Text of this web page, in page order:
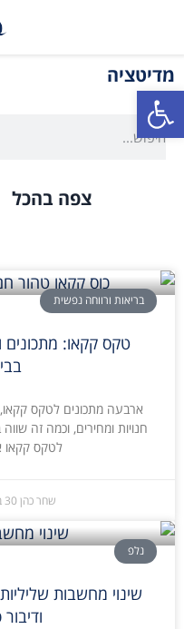
פתח סרגל נגישות
מדיטציה
צפה בהכל
בריאות ורווחה נפשית
טקס קקאו:
ארבעה מתכונים לטקס
חנויות ומחירים, וכמה זה
לטקס קקאו
שחר כהן 30 ביוני 2026
נלפ
שינוי מחשבות